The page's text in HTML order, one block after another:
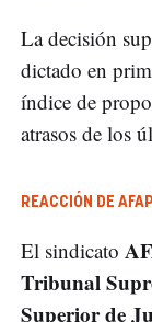
La decisión
dictado en
índice de
atrasos de los
REACCIÓN DE
El sindicato
Tribunal
Superior de